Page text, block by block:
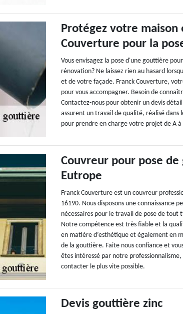
Protégez votre maison
Couverture pour la
Vous envisagez la pose d'une gouttière
rénovation? Ne laissez rien au hasard
et de votre façade. Franck Couverture,
pour vous accompagner. Besoin de
Contactez-nous pour obtenir un devis
assurent un travail de qualité, réalisé dans
pour prendre en charge votre projet de A à
Couvreur pour pose
Eutrope
Franck Couverture est un couvreur
16190. Nous disposons une connaissance
nécessaires pour le travail de pose de
Notre compétence est très fiable et la
en matière d’esthétique et également en
de la gouttière. Faite nous confiance et
êtes intéressé par notre
contacter le plus vite possible.
Devis gouttière zinc